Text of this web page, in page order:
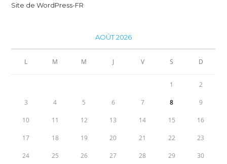
Site de WordPress-FR
AOÛT 2026
L M M J V S D
1 2
3 4 5 6 7 8 9
10 11 12 13 14 15 16
17 18 19 20 21 22 23
24 25 26 27 28 29 30